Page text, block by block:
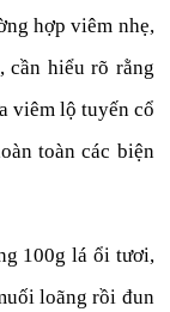
hợp viêm nhẹ,
cần hiểu rõ rằng
viêm lộ tuyến cổ
toàn các biện
100g lá ổi tươi,
loãng rồi đun